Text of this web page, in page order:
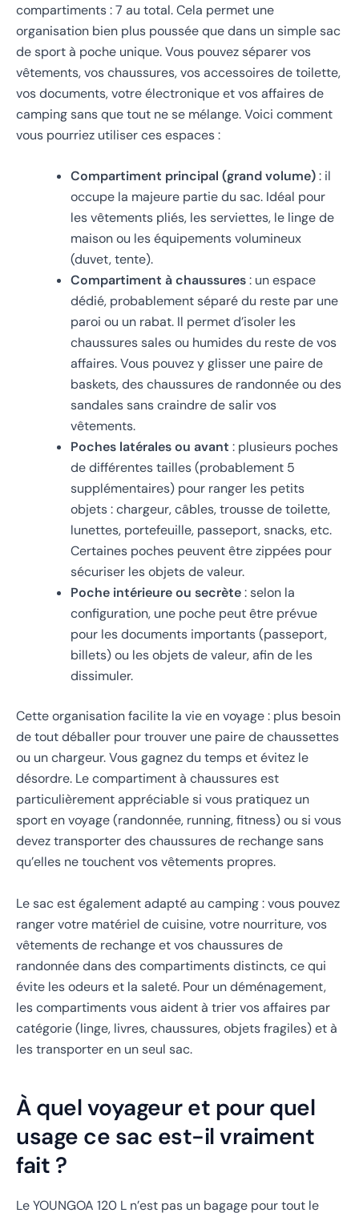
compartiments : 7 au total. Cela permet une
organisation bien plus poussée que dans un simple sac
de sport à poche unique. Vous pouvez séparer vos
vêtements, vos chaussures, vos accessoires de toilette,
vos documents, votre électronique et vos affaires de
camping sans que tout ne se mélange. Voici comment
vous pourriez utiliser ces espaces :
Compartiment principal (grand volume): il
occupe la majeure partie du sac. Idéal pour
les vêtements pliés, les serviettes, le linge de
maison ou les équipements volumineux
(duvet, tente).
Compartiment à chaussures: un espace
dédié, probablement séparé du reste par une
paroi ou un rabat. Il permet d’isoler les
chaussures sales ou humides du reste de vos
affaires. Vous pouvez y glisser une paire de
baskets, des chaussures de randonnée ou des
sandales sans craindre de salir vos
vêtements.
Poches latérales ou avant : plusieurs poches
de différentes tailles (probablement 5
supplémentaires) pour ranger les petits
objets : chargeur, câbles, trousse de toilette,
lunettes, portefeuille, passeport, snacks, etc.
Certaines poches peuvent être zippées pour
sécuriser les objets de valeur.
Poche intérieure ou secrète: selon la
configuration, une poche peut être prévue
pour les documents importants (passeport,
billets) ou les objets de valeur, afin de les
dissimuler.
Cette organisation facilite la vie en voyage : plus besoin
de tout déballer pour trouver une paire de chaussettes
ou un chargeur. Vous gagnez du temps et évitez le
désordre. Le compartiment à chaussures est
particulièrement appréciable si vous pratiquez un
sport en voyage (randonnée, running, fitness) ou si vous
devez transporter des chaussures de rechange sans
qu’elles ne touchent vos vêtements propres.
Le sac est également adapté au camping : vous pouvez
ranger votre matériel de cuisine, votre nourriture, vos
vêtements de rechange et vos chaussures de
randonnée dans des compartiments distincts, ce qui
évite les odeurs et la saleté. Pour un déménagement,
les compartiments vous aident à trier vos affaires par
catégorie (linge, livres, chaussures, objets fragiles) et à
les transporter en un seul sac.
À quel voyageur et pour quel
usage ce sac est-il vraiment
fait ?
Le YOUNGOA 120 L n’est pas un bagage pour tout le